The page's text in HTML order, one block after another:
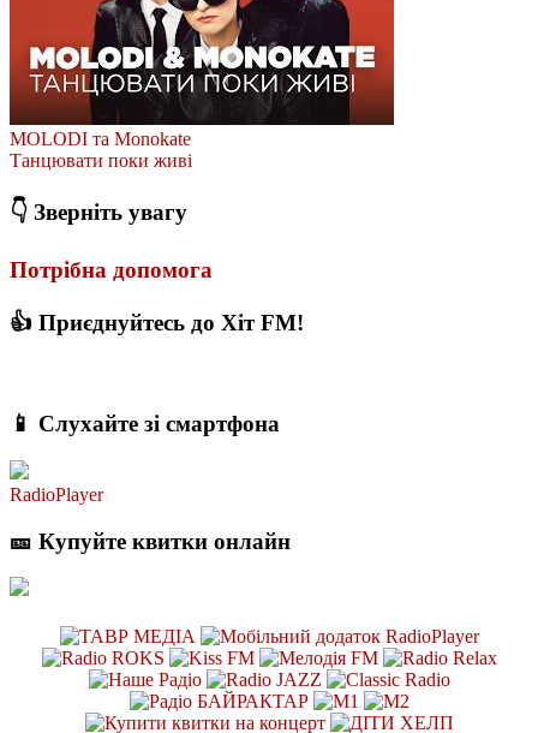
MOLODI та Monokate
Танцювати поки живі
👇 Зверніть увагу
Потрібна допомога
👍 Приєднуйтесь до Хіт FM!
📱 Слухайте зі смартфона
RadioPlayer
🎫 Купуйте квитки онлайн